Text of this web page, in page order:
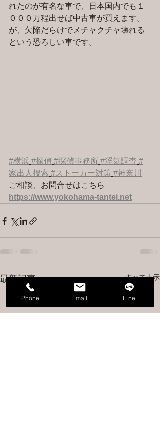
れたのが有名な車で、日本国内でも１
０００万程出せば中古車が買えます。
が、欠陥だらけでメチャクチャ壊れる
という恐ろしい車です。
#横浜 #探偵 #探偵事務所 #浮気調査 #
家出人捜索 #ストーカー対策 #神奈川
ご相談、お問合せはこちら
https://www.yokohama-tantei.net
最新記事 すべて表示
Phone Email Line